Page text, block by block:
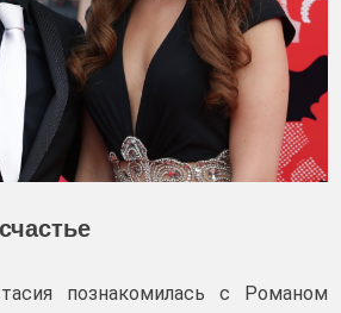
познакомилась с Романом